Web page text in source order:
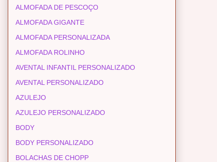
ALMOFADA DE PESCOÇO
ALMOFADA GIGANTE
ALMOFADA PERSONALIZADA
ALMOFADA ROLINHO
AVENTAL INFANTIL PERSONALIZADO
AVENTAL PERSONALIZADO
AZULEJO
AZULEJO PERSONALIZADO
BODY
BODY PERSONALIZADO
BOLACHAS DE CHOPP